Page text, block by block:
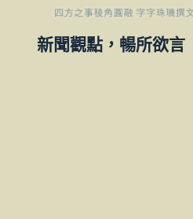
新聞觀點，暢所欲言